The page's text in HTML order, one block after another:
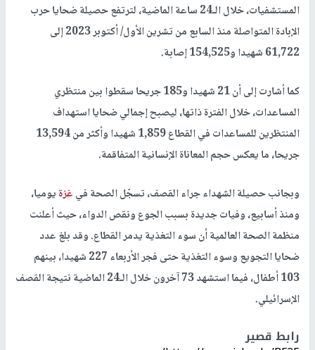
المستشفيات، خلال الـ24 ساعة الماضية، لترتفع حصيلة ضحايا حرب
الإبادة المتواصلة منذ السابع من تشرين الأول/ أكتوبر 2023 إلى
61,722 شهيدا و154,525 إصابة.
كما أشارت إلى أن 21 شهيدا و185 جريحا سقطوا بين منتظري
المساعدات، خلال الفترة ذاتها، ليصبح إجمالي ضحايا استهداف
المنتظرين للمساعدات في القطاع 1,859 شهيدا وأكثر من 13,594
جريحا، ما يعكس حجم المعاناة الإنسانية المتفاقمة.
وبجانب حصيلة الشهداء جراء القصف، تسجّل الصحة فيغزةيوميا،
ومنذ أسابيع، وفيات جديدة بسبب الجوع ونقص الدواء، حيث أعلنت
منظمة الصحة العالمية أن سوء التغذية يدمر القطاع. وقد بلغ عدد
ضحايا التجويع وسوء التغذية حتى فجر الأربعاء 227 شهيدا، بينهم
103 أطفال، فيما استشهد 73 آخرون خلال الـ24 الماضية نتيجة القصف
الإسرائيلي.
رابط قصير